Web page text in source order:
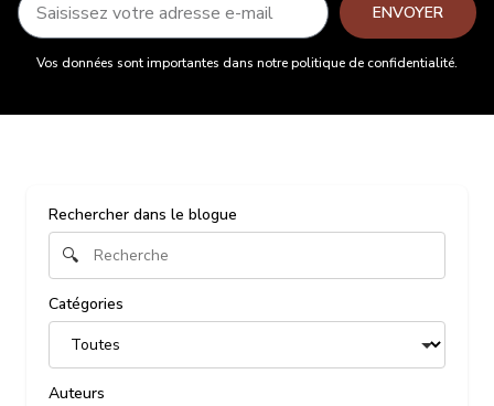
ENVOYER
Vos données sont importantes dans notre politique de confidentialité.
Rechercher dans le blogue
Catégories
Auteurs